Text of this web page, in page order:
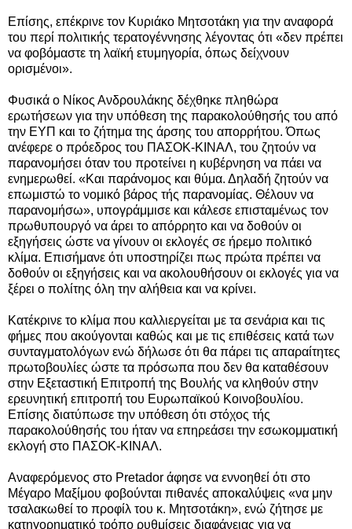
Επίσης, επέκρινε τον Κυριάκο Μητσοτάκη για την αναφορά
του περί πολιτικής τερατογέννησης λέγοντας ότι «δεν πρέπει
να φοβόμαστε τη λαϊκή ετυμηγορία, όπως δείχνουν
ορισμένοι».
Φυσικά ο Νίκος Ανδρουλάκης δέχθηκε πληθώρα
ερωτήσεων για την υπόθεση της παρακολούθησής του από
την ΕΥΠ και το ζήτημα της άρσης του απορρήτου. Όπως
ανέφερε ο πρόεδρος του ΠΑΣΟΚ-ΚΙΝΑΛ, του ζητούν να
παρανομήσει όταν του προτείνει η κυβέρνηση να πάει να
ενημερωθεί. «Και παράνομος και θύμα. Δηλαδή ζητούν να
επωμιστώ το νομικό βάρος τής παρανομίας. Θέλουν να
παρανομήσω», υπογράμμισε και κάλεσε επισταμένως τον
πρωθυπουργό να άρει το απόρρητο και να δοθούν οι
εξηγήσεις ώστε να γίνουν οι εκλογές σε ήρεμο πολιτικό
κλίμα. Επισήμανε ότι υποστηρίζει πως πρώτα πρέπει να
δοθούν οι εξηγήσεις και να ακολουθήσουν οι εκλογές για να
ξέρει ο πολίτης όλη την αλήθεια και να κρίνει.
Κατέκρινε το κλίμα που καλλιεργείται με τα σενάρια και τις
φήμες που ακούγονται καθώς και με τις επιθέσεις κατά των
συνταγματολόγων ενώ δήλωσε ότι θα πάρει τις απαραίτητες
πρωτοβουλίες ώστε τα πρόσωπα που δεν θα καταθέσουν
στην Εξεταστική Επιτροπή της Βουλής να κληθούν στην
ερευνητική επιτροπή του Ευρωπαϊκού Κοινοβουλίου.
Επίσης διατύπωσε την υπόθεση ότι στόχος τής
παρακολούθησής του ήταν να επηρεάσει την εσωκομματική
εκλογή στο ΠΑΣΟΚ-ΚΙΝΑΛ.
Αναφερόμενος στο Pretador άφησε να εννοηθεί ότι στο
Μέγαρο Μαξίμου φοβούνται πιθανές αποκαλύψεις «να μην
τσαλακωθεί το προφίλ του κ. Μητσοτάκη», ενώ ζήτησε με
κατηγορηματικό τρόπο ρυθμίσεις διαφάνειας για να